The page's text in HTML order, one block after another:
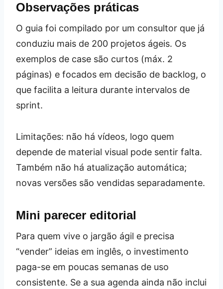
Observações práticas
O guia foi compilado por um consultor que já
conduziu mais de 200 projetos ágeis. Os
exemplos de case são curtos (máx. 2
páginas) e focados em decisão de backlog, o
que facilita a leitura durante intervalos de
sprint.
Limitações: não há vídeos, logo quem
depende de material visual pode sentir falta.
Também não há atualização automática;
novas versões são vendidas separadamente.
Mini parecer editorial
Para quem vive o jargão ágil e precisa
“vender” ideias em inglês, o investimento
paga-se em poucas semanas de uso
consistente. Se a sua agenda ainda não inclui